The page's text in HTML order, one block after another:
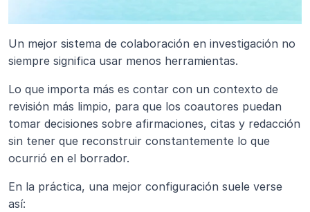
Un mejor sistema de colaboración en investigación no
siempre significa usar menos herramientas.
Lo que importa más es contar con un contexto de
revisión más limpio, para que los coautores puedan
tomar decisiones sobre afirmaciones, citas y redacción
sin tener que reconstruir constantemente lo que
ocurrió en el borrador.
En la práctica, una mejor configuración suele verse
así: